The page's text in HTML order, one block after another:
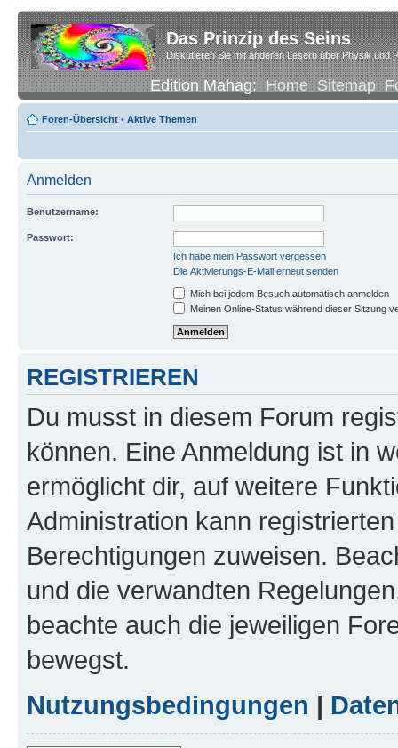
Das Prinzip des Seins
Diskutieren Sie mit anderen Lesern über Physik und
Edition Mahag:Home Sitemap
Foren-Übersicht • Aktive Themen
Anmelden
Benutzername:
Passwort:
Ich habe mein Passwort vergessen
Die Aktivierungs-E-Mail erneut senden
Mich bei jedem Besuch automatisch anmelden
Meinen Online-Status während dieser Sitzung
REGISTRIEREN
Du musst in diesem Forum
können. Eine Anmeldung ist in
ermöglicht dir, auf weitere
Administration kann
Berechtigungen zuweisen.
und die verwandten
beachte auch die jeweiligen
bewegst.
Nutzungsbedingungen |